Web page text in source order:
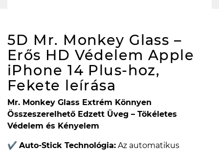
5D Mr. Monkey Glass –
Erős HD Védelem Apple
iPhone 14 Plus-hoz,
Fekete leírása
Mr. Monkey Glass Extrém Könnyen
Összeszerelhető Edzett Üveg – Tökéletes
Védelem és Kényelem
✔ Auto-Stick Technológia: Az automatikus